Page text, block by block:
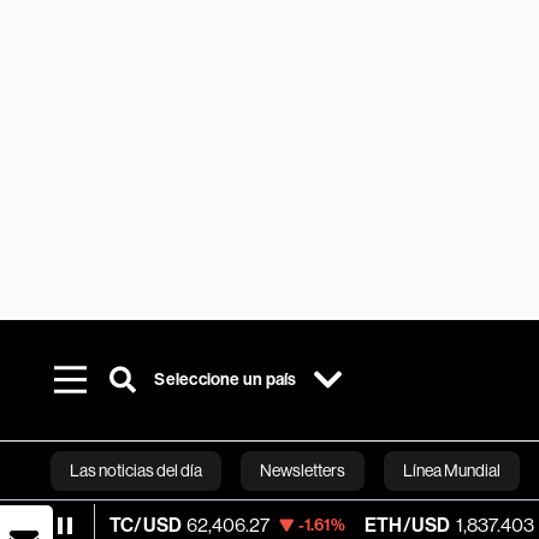
Seleccione un país
Las noticias del día Newsletters Línea Mundial
Bloomberg
USD 62,406.27 -1.61% ETH/USD 1,837.403 -2.37%